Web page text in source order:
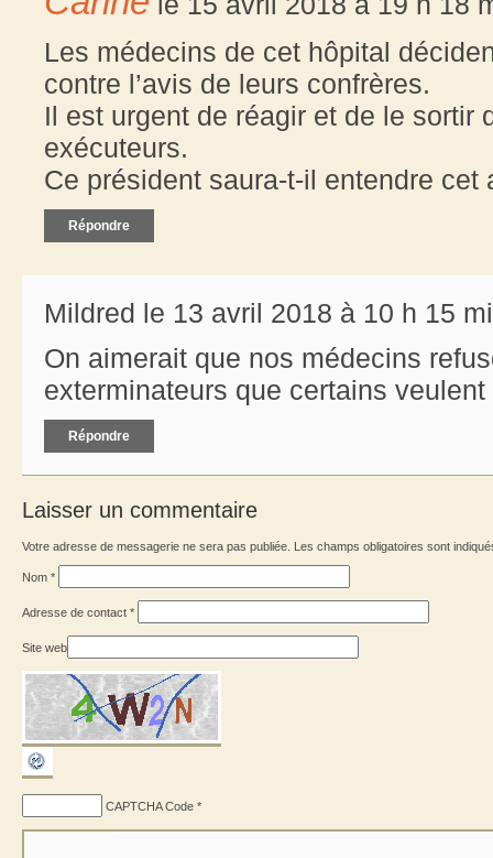
Les médecins de cet hôpital
contre l’avis de leurs confrères.
Il est urgent de réagir et de le sortir
exécuteurs.
Ce président saura-t-il entendre cet
Répondre
Mildred le 13 avril 2018 à 10 h 15
On aimerait que nos médecins
exterminateurs que certains
Répondre
Laisser un commentaire
Votre adresse de messagerie ne sera pas publiée. Les champs obligatoires sont
Nom *
Adresse de contact *
Site web
CAPTCHA Code *